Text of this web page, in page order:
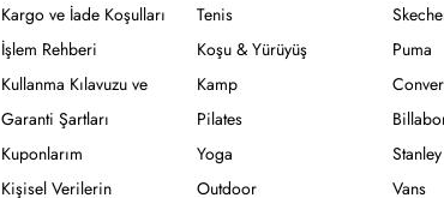
Kargo ve İade Koşulları
İşlem Rehberi
Kullanma Kılavuzu ve
Garanti Şartları
Kuponlarım
Kişisel Verilerin
Tenis
Koşu & Yürüyüş
Kamp
Pilates
Yoga
Outdoor
Puma
Stanley
Vans